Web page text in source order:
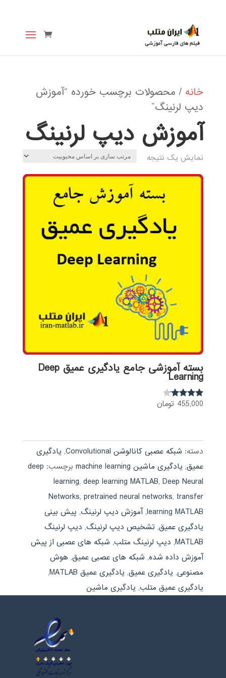
خانه / محصولات برچسب خورده “آموزش
دیپ لرنینگ”
آموزش دیپ لرنینگ
نمایش یک نتیجه
بسته آموزشی جامع یادگیری عمیق Deep
Learning
نمره
455,000 تومان
دسته: شبکه عصبی کانالوشن Convolutional , یادگیری
عمیق, یادگیری ماشین machine learning برچسب: deep
learning,deep learning MATLAB,Deep Neural
Networks,pretrained neural networks, transfer
learning MATLAB
,آموزش دیپ لرنینگ, پیش بینی
یادگیری عمیق, تشخیص دیپ لرنینگ, دیپ لرنینگ
MATLAB
, دیپ لرنینگ متلب, شبکه های عصبی از پیش
آموزش داده شده, شبکه های عصبی عمیق, هوش
مصنوعی, یادگیری عمیق, یادگیری عمیق MATLAB
,
یادگیری عمیق متلب, یادگیری ماشین